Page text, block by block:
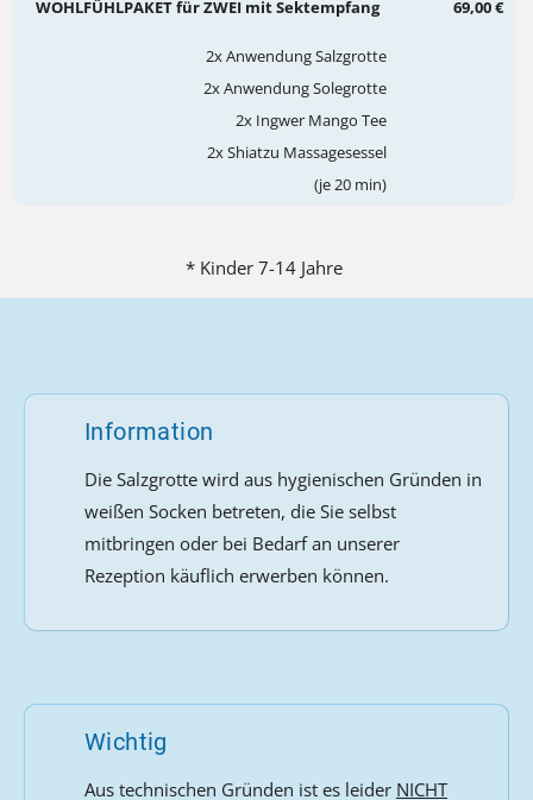
WOHLFÜHLPAKET für ZWEI mit Sektempfang 69,00 €
2x Anwendung Salzgrotte
2x Anwendung Solegrotte
2x Ingwer Mango Tee
2x Shiatzu Massagesessel
(je 20 min)
* Kinder 7-14 Jahre
Information
Die Salzgrotte wird aus hygienischen Gründen in
weißen Socken betreten, die Sie selbst
mitbringen oder bei Bedarf an unserer
Rezeption käuflich erwerben können.
Wichtig
Aus technischen Gründen ist es leider NICHT